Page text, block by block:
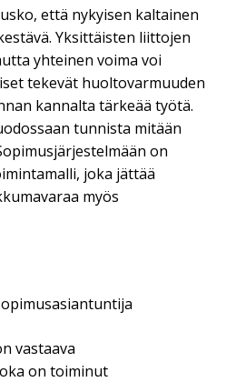
että nykyisen kaltainen
Yksittäisten liittojen
yhteinen voima voi
tekevät huoltovarmuuden
kannalta tärkeää työtä.
tunnista mitään
on
joka jättää
myös
vastaava
on toiminut